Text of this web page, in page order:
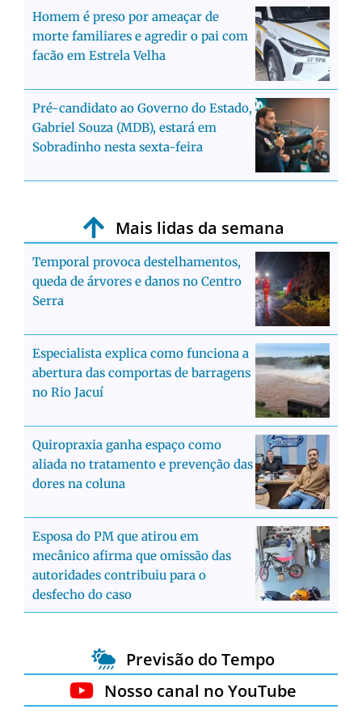
Homem é preso por ameaçar de
morte familiares e agredir o pai com
facão em Estrela Velha
Pré-candidato ao Governo do Estado,
Gabriel Souza (MDB), estará em
Sobradinho nesta sexta-feira
Mais lidas da semana
Temporal provoca destelhamentos,
queda de árvores e danos no Centro
Serra
Especialista explica como funciona a
abertura das comportas de barragens
no Rio Jacuí
Quiropraxia ganha espaço como
aliada no tratamento e prevenção das
dores na coluna
Esposa do PM que atirou em
mecânico afirma que omissão das
autoridades contribuiu para o
desfecho do caso
Previsão do Tempo
Nosso canal no YouTube